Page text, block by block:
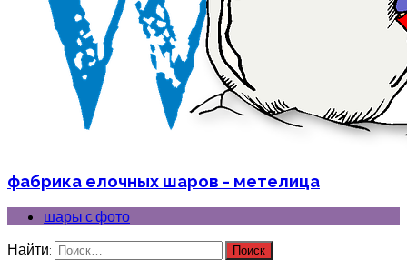
фабрика елочных шаров - метелица
шары с фото
Найти: